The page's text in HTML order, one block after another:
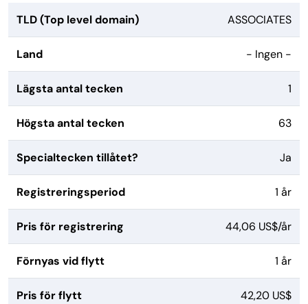
TLD (Top level domain) ASSOCIATES
Land - Ingen -
Lägsta antal tecken 1
Högsta antal tecken 63
Specialtecken tillåtet? Ja
Registreringsperiod 1 år
Pris för registrering 44,06 US$/år
Förnyas vid flytt 1 år
Pris för flytt 42,20 US$